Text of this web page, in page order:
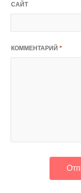
САЙТ
КОММЕНТАРИЙ*